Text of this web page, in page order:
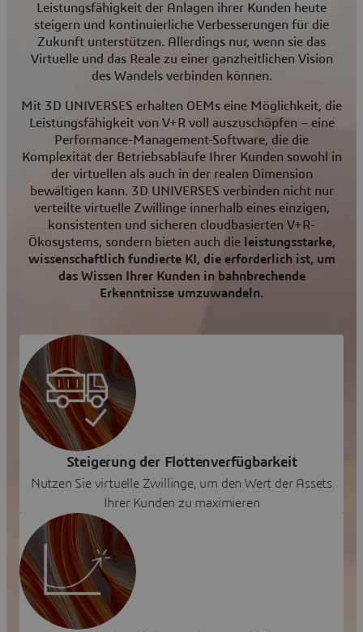
Leistungsfähigkeit der Anlagen ihrer Kunden heute
steigern und kontinuierliche Verbesserungen für die
Zukunft unterstützen. Allerdings nur, wenn sie das
Virtuelle und das Reale zu einer ganzheitlichen Vision
des Wandels verbinden können.
Mit 3D UNIVERSES erhalten OEMs eine Möglichkeit, die
Leistungsfähigkeit von V+R voll auszuschöpfen – eine
Performance-Management-Software, die die
Komplexität der Betriebsabläufe Ihrer Kunden sowohl in
der virtuellen als auch in der realen Dimension
bewältigen kann. 3D UNIVERSES verbinden nicht nur
verteilte virtuelle Zwillinge innerhalb eines einzigen,
konsistenten und sicheren cloudbasierten V+R-
Ökosystems, sondern bieten auch die leistungsstarke,
wissenschaftlich fundierte KI, die erforderlich ist, um
das Wissen Ihrer Kunden in bahnbrechende
Erkenntnisse umzuwandeln.
Steigerung der Flottenverfügbarkeit
Nutzen Sie virtuelle Zwillinge, um den Wert der Assets
Ihrer Kunden zu maximieren